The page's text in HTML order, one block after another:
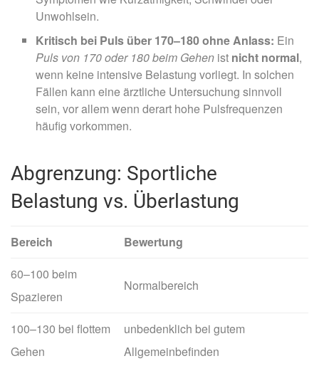
Unwohlsein.
Kritisch bei Puls über 170–180 ohne Anlass: Ein
Puls von 170 oder 180 beim Gehen ist nicht normal,
wenn keine intensive Belastung vorliegt. In solchen
Fällen kann eine ärztliche Untersuchung sinnvoll
sein, vor allem wenn derart hohe Pulsfrequenzen
häufig vorkommen.
Abgrenzung: Sportliche
Belastung vs. Überlastung
Bereich
Bewertung
60–100 beim
Spazieren
Normalbereich
100–130 bei flottem
Gehen
unbedenklich bei gutem
Allgemeinbefinden